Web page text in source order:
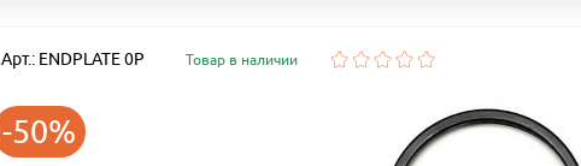
Арт.: ENDPLATE 0P Товар в наличии
-50%